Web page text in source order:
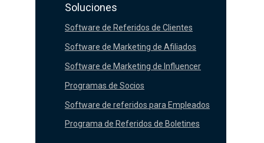
Software de Referidos de Clientes
Programa de Referidos de Boletines
Programas de Socios
Software de Marketing de Influencer
Software de Marketing de Afiliados
Software de referidos para Empleados
Soluciones